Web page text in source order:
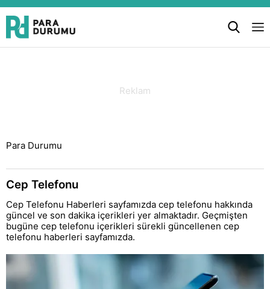
Para Durumu
Cep Telefonu
Cep Telefonu Haberleri sayfamızda cep telefonu hakkında
güncel ve son dakika içerikleri yer almaktadır. Geçmişten
bugüne cep telefonu içerikleri sürekli güncellenen cep
telefonu haberleri sayfamızda.